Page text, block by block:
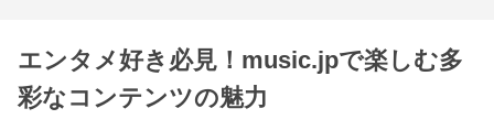
エンタメ好き必見！music.jpで楽しむ多
彩なコンテンツの魅力